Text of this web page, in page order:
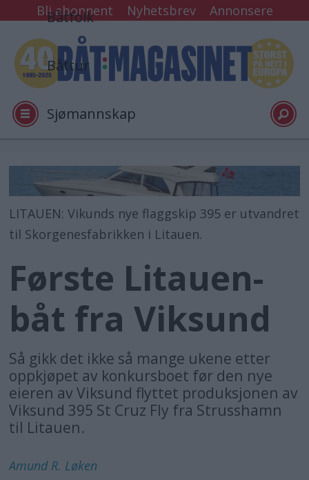
Bli abonnent Nyhetsbrev Annonsere
Båtfolk
Båttur
Sjømannskap
Tester
Arkiv
Logg inn
LITAUEN: Vikunds nye flaggskip 395 er utvandret
til Skorgenesfabrikken i Litauen.
Første Litauen-
båt fra Viksund
Så gikk det ikke så mange ukene etter
oppkjøpet av konkursboet før den nye
eieren av Viksund flyttet produksjonen av
Viksund 395 St Cruz Fly fra Strusshamn
til Litauen.
Amund R. Løken